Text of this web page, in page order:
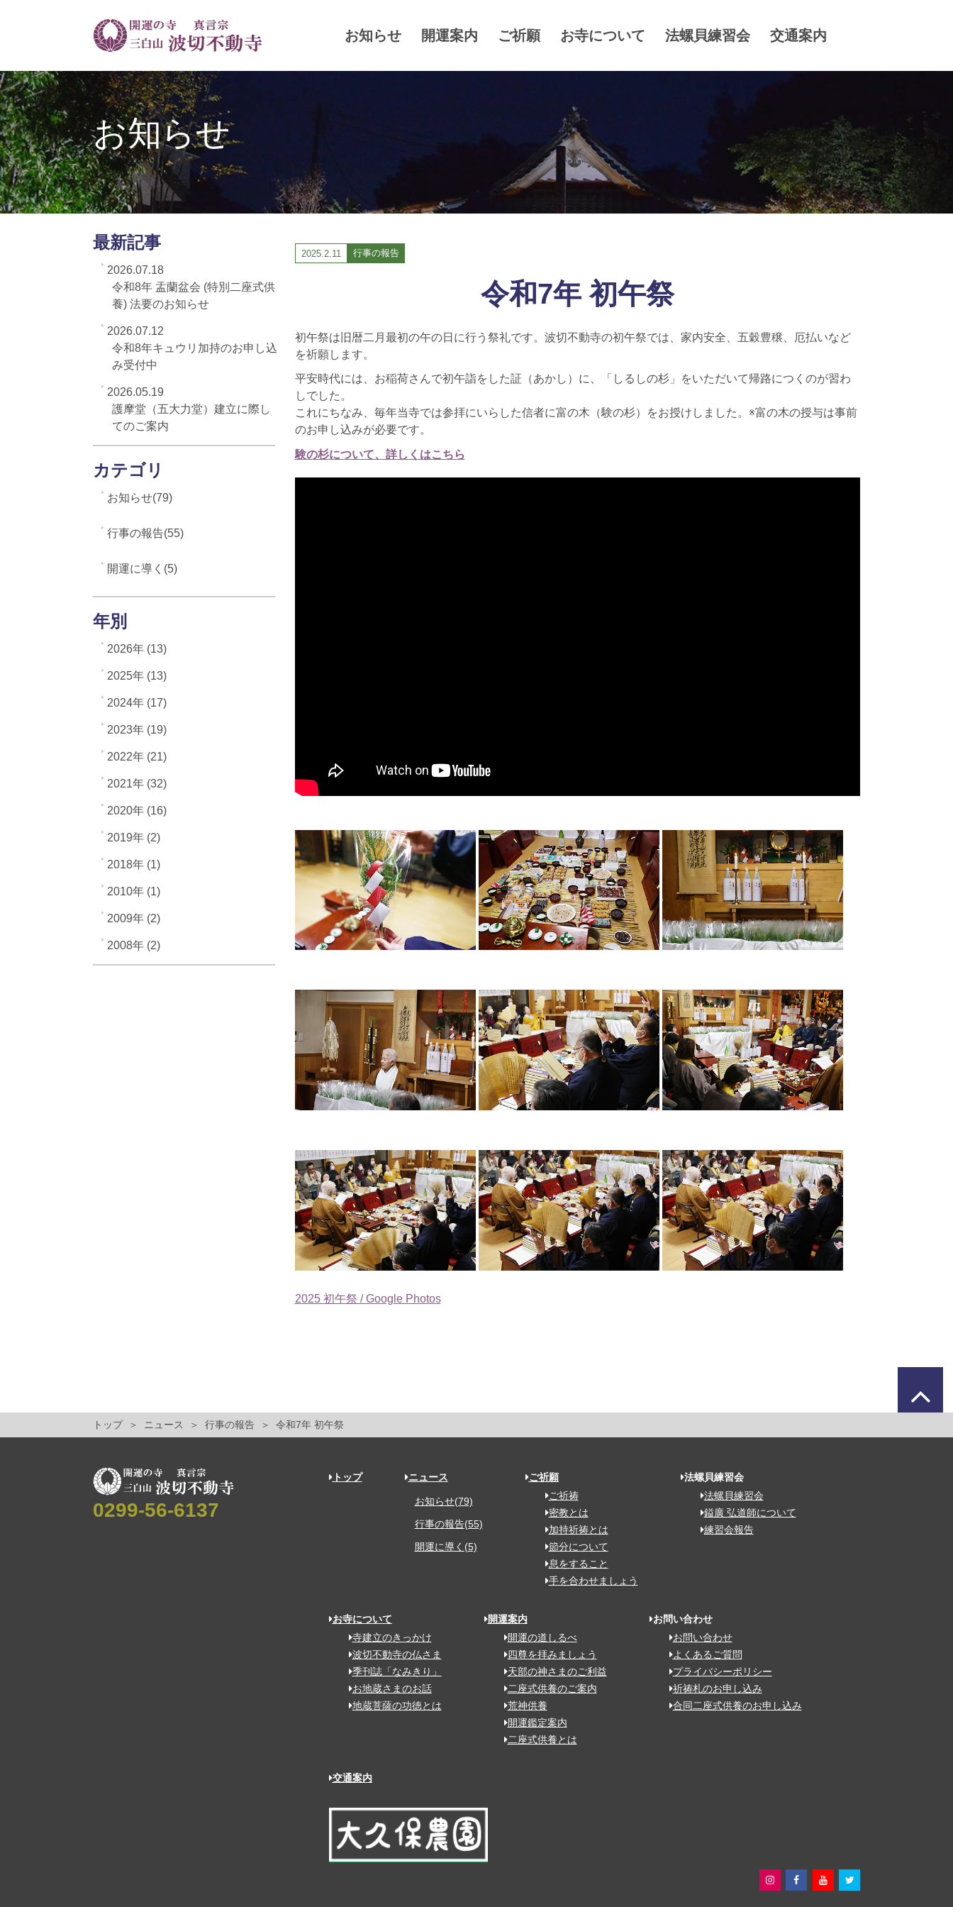
お知らせ 開運案内 ご祈願 お寺について 法螺貝練習会 交通案内
お知らせ
2025.2.11 行事の報告
令和7年 初午祭
初午祭は旧暦二月最初の午の日に行う祭礼です。波切不動寺の初午祭では、家内安全、五穀豊穣、厄払いなど
を祈願します。
平安時代には、お稲荷さんで初午詣をした証（あかし）に、「しるしの杉」をいただいて帰路につくのが習わ
しでした。
これにちなみ、毎年当寺では参拝にいらした信者に富の木（験の杉）をお授けしました。※富の木の授与は事前
のお申し込みが必要です。
験の杉について、詳しくはこちら
2025 初午祭 / Google Photos
最新記事
2026.07.18
令和8年 盂蘭盆会 (特別二座式供
養) 法要のお知らせ
2026.07.12
令和8年キュウリ加持のお申し込
み受付中
2026.05.19
護摩堂（五大力堂）建立に際し
てのご案内
カテゴリ
お知らせ(79)
行事の報告(55)
開運に導く(5)
年別
2026年 (13)
2025年 (13)
2024年 (17)
2023年 (19)
2022年 (21)
2021年 (32)
2020年 (16)
2019年 (2)
2018年 (1)
2010年 (1)
2009年 (2)
2008年 (2)
トップ ニュース 行事の報告 令和7年 初午祭
0299-56-6137
トップ ニュース
お知らせ(79)
行事の報告(55)
開運に導く(5)
ご祈願
ご祈祷
密教とは
加持祈祷とは
節分について
息をすること
手を合わせましょう
法螺貝練習会
法螺貝練習会
鎰廣 弘道師について
練習会報告
お寺について
寺建立のきっかけ
波切不動寺の仏さま
季刊誌「なみきり」
お地蔵さまのお話
地蔵菩薩の功徳とは
開運案内
開運の道しるべ
四尊を拝みましょう
天部の神さまのご利益
二座式供養のご案内
荒神供養
開運鑑定案内
二座式供養とは
お問い合わせ
お問い合わせ
よくあるご質問
プライバシーポリシー
祈祷札のお申し込み
合同二座式供養のお申し込み
交通案内